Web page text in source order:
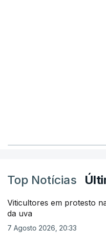
Top Notícias
Viticultores em protesto
da uva
7 Agosto 2026, 20:33